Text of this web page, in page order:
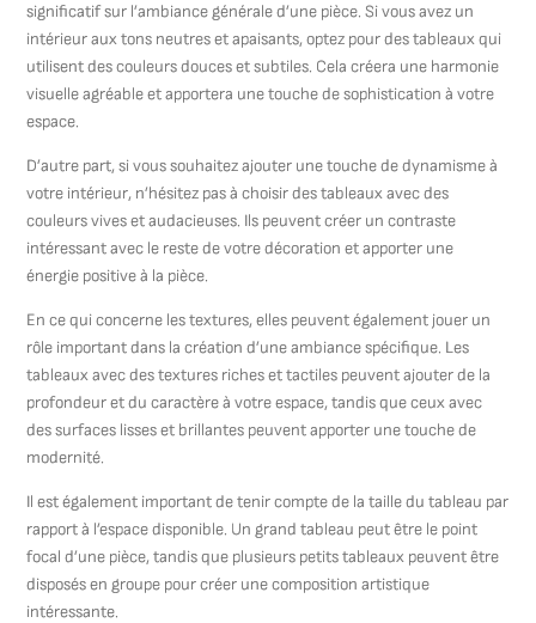
significatif sur l’ambiance générale d’une pièce. Si vous avez un
intérieur aux tons neutres et apaisants, optez pour des tableaux qui
utilisent des couleurs douces et subtiles. Cela créera une harmonie
visuelle agréable et apportera une touche de sophistication à votre
espace.
D’autre part, si vous souhaitez ajouter une touche de dynamisme à
votre intérieur, n’hésitez pas à choisir des tableaux avec des
couleurs vives et audacieuses. Ils peuvent créer un contraste
intéressant avec le reste de votre décoration et apporter une
énergie positive à la pièce.
En ce qui concerne les textures, elles peuvent également jouer un
rôle important dans la création d’une ambiance spécifique. Les
tableaux avec des textures riches et tactiles peuvent ajouter de la
profondeur et du caractère à votre espace, tandis que ceux avec
des surfaces lisses et brillantes peuvent apporter une touche de
modernité.
Il est également important de tenir compte de la taille du tableau par
rapport à l’espace disponible. Un grand tableau peut être le point
focal d’une pièce, tandis que plusieurs petits tableaux peuvent être
disposés en groupe pour créer une composition artistique
intéressante.